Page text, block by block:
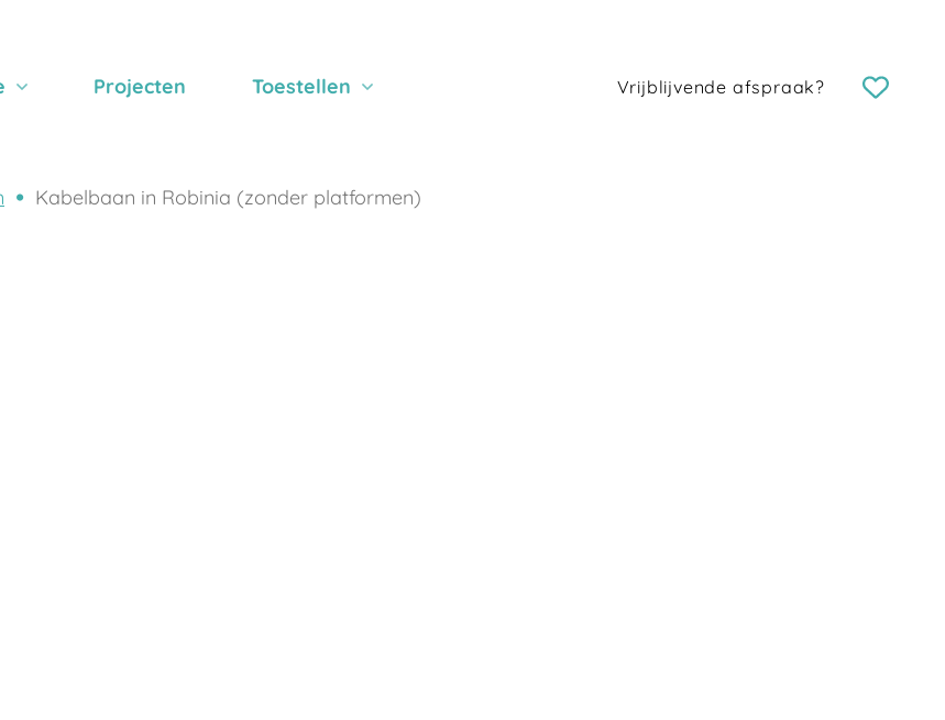
Projecten Toestellen Vrijblijvende afspraak?
Kabelbaan in Robinia (zonder platformen)